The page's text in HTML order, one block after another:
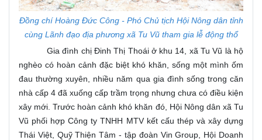
Đồng chí Hoàng Đức Công - Phó Chủ tịch Hội Nông dân tỉnh
cùng Lãnh đạo địa phương xã Tu Vũ tham gia lễ động thổ
Gia đình chị Đinh Thị Thoái ở khu 14, xã Tu Vũ là hộ
nghèo có hoàn cảnh đặc biệt khó khăn, sống một mình ốm
đau thường xuyên, nhiều năm qua gia đình sống trong căn
nhà cấp 4 đã xuống cấp trầm trọng nhưng chưa có điều kiện
xây mới. Trước hoàn cảnh khó khăn đó, Hội Nông dân xã Tu
Vũ phối hợp Công ty TNHH MTV kết cấu thép và xây dựng
Thái Việt, Quỹ Thiện Tâm - tập đoàn Vin Group, Hội Doanh